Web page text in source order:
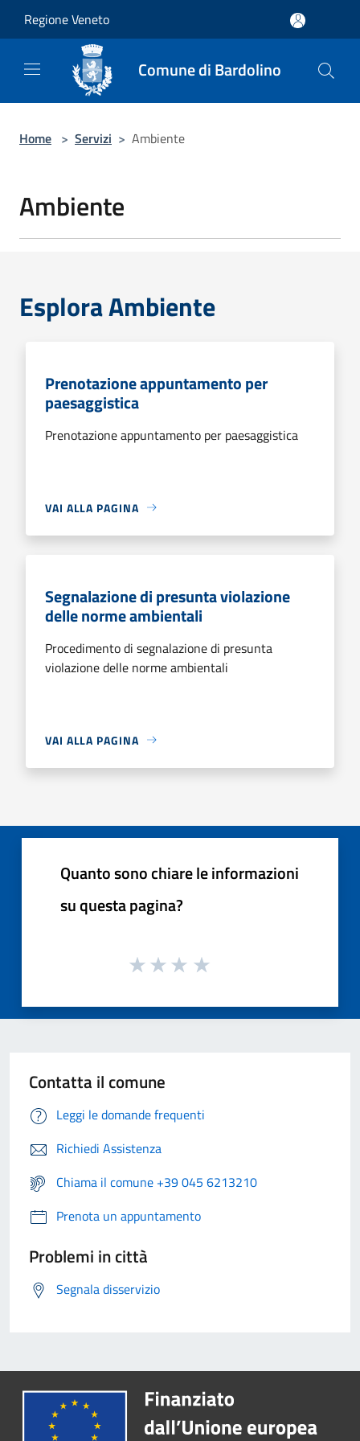
Regione Veneto
Comune di Bardolino
Home > Servizi > Ambiente
Ambiente
Esplora Ambiente
Prenotazione appuntamento per
paesaggistica
Prenotazione appuntamento per paesaggistica
VAI ALLA PAGINA
Segnalazione di presunta violazione
delle norme ambientali
Procedimento di segnalazione di presunta
violazione delle norme ambientali
VAI ALLA PAGINA
Quanto sono chiare le informazioni
su questa pagina?
Contatta il comune
Leggi le domande frequenti
Richiedi Assistenza
Chiama il comune +39 045 6213210
Prenota un appuntamento
Problemi in città
Segnala disservizio